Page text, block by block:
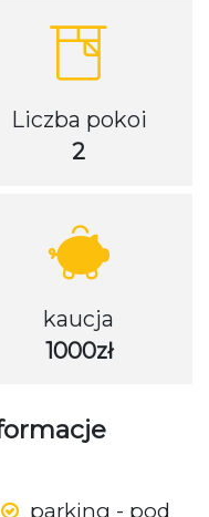
Liczba pokoi
2
kaucja
1000zł
parking - pod